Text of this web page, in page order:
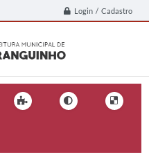
Login / Cadastro